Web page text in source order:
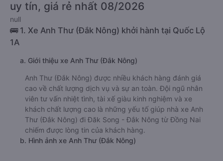
uy tín, giá rẻ nhất 08/2026
null
🚌 1. Xe Anh Thư (Đắk Nông) khởi hành tại Quốc Lộ
1A
a. Giới thiệu xe Anh Thư (Đắk Nông)
Anh Thư (Đắk Nông) được nhiều khách hàng đánh giá
cao về chất lượng dịch vụ và sự an toàn. Đội ngũ nhân
viên tư vấn nhiệt tình, tài xế giàu kinh nghiệm và xe
khách chất lượng cao là những yếu tố giúp nhà xe Anh
Thư (Đắk Nông) đi Đăk Song - Đắk Nông từ Đồng Nai
chiếm được lòng tin của khách hàng.
b. Hình ảnh xe Anh Thư (Đắk Nông)